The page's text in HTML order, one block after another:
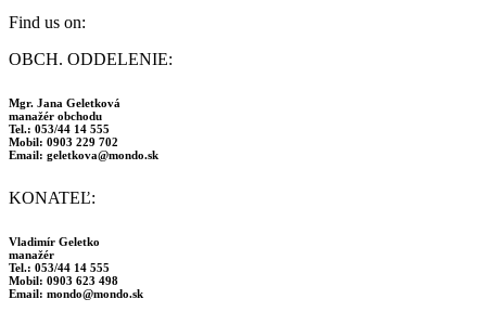
Find us on:
Facebook
opens
in
new
window
Instagram
opens
in
new
window
OBCH. ODDELENIE:
Mgr. Jana Geletková
manažér obchodu
Tel.: 053/44 14 555
Mobil: 0903 229 702
Email: geletkova@mondo.sk
KONATEĽ:
Vladimír Geletko
manažér
Tel.: 053/44 14 555
Mobil: 0903 623 498
Email: mondo@mondo.sk